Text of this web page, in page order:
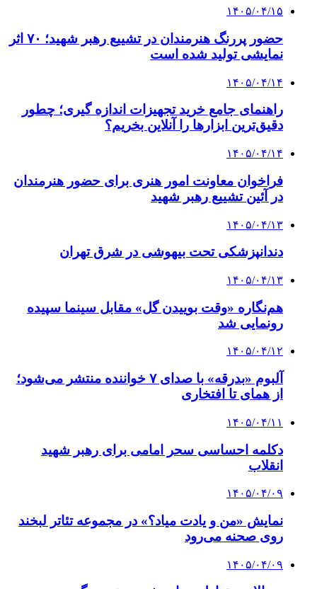
۱۴۰۵/۰۴/۱۵
حضور پررنگ هنرمندان در تشییع رهبر شهید؛ ۷۰ اثر
نمایشی تولید شده است
۱۴۰۵/۰۴/۱۴
راهنمای جامع خرید تجهیزات اندازه گیری؛ چطور
دقیق‌ترین ابزارها را آنلاین بخریم؟
۱۴۰۵/۰۴/۱۴
فراخوان معاونت امور هنری برای حضور هنرمندان
در آئین تشییع رهبر شهید
۱۴۰۵/۰۴/۱۳
دندانپزشکی تحت بیهوشی در شرق تهران
۱۴۰۵/۰۴/۱۳
هم‌نگاره «وقت بوییدن گل» مقابل سینما سپیده
رونمایی شد
۱۴۰۵/۰۴/۱۲
آلبوم «بدرقه» با صدای ۷ خواننده منتشر می‌شود؛
از همای تا افتخاری
۱۴۰۵/۰۴/۱۱
دکلمه‌ احساسی سحر امامی برای رهبر شهید
انقلاب
۱۴۰۵/۰۴/۰۹
نمایش «من و یادت میاد؟» در مجموعه تئاتر لبخند
روی صحنه می‌رود
۱۴۰۵/۰۴/۰۹